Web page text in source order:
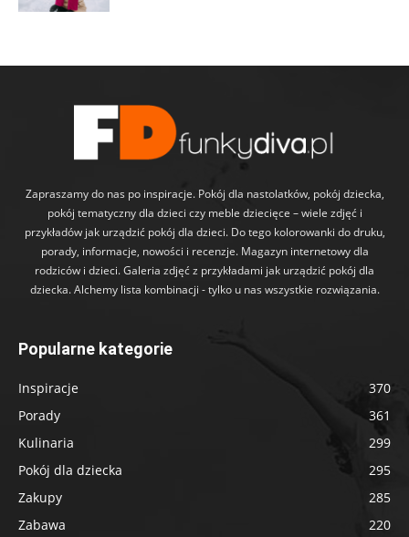
Zapraszamy do nas po inspiracje. Pokój dla nastolatków, pokój dziecka,
pokój tematyczny dla dzieci czy meble dziecięce – wiele zdjęć i
przykładów jak urządzić pokój dla dzieci. Do tego kolorowanki do druku,
porady, informacje, nowości i recenzje. Magazyn internetowy dla
rodziców i dzieci. Galeria zdjęć z przykładami jak urządzić pokój dla
dziecka. Alchemy lista kombinacji - tylko u nas wszystkie rozwiązania.
Popularne kategorie
Inspiracje
370
Porady
361
Kulinaria
299
Pokój dla dziecka
295
Zakupy
285
Zabawa
220